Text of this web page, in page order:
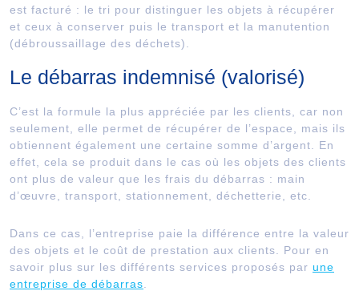
est facturé : le tri pour distinguer les objets à récupérer
et ceux à conserver puis le transport et la manutention
(débroussaillage des déchets).
Le débarras indemnisé (valorisé)
C’est la formule la plus appréciée par les clients, car non
seulement, elle permet de récupérer de l’espace, mais ils
obtiennent également une certaine somme d’argent. En
effet, cela se produit dans le cas où les objets des clients
ont plus de valeur que les frais du débarras : main
d’œuvre, transport, stationnement, déchetterie, etc.
Dans ce cas, l’entreprise paie la différence entre la valeur
des objets et le coût de prestation aux clients. Pour en
savoir plus sur les différents services proposés par une
entreprise de débarras